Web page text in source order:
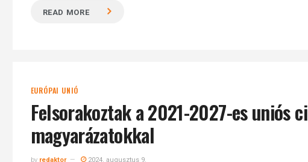
READ MORE
EURÓPAI UNIÓ
Felsorakoztak a 2021-2027-es uniós
magyarázatokkal
by redaktor 2024. augusztus 9.